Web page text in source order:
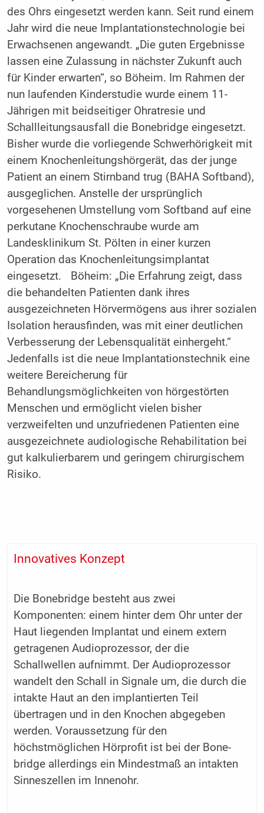
des Ohrs eingesetzt werden kann. Seit rund einem
Jahr wird die neue Implantationstechnologie bei
Erwachsenen angewandt. „Die guten Ergebnisse
lassen eine Zulassung in nächster Zukunft auch
für Kinder erwarten“, so Böheim. Im Rahmen der
nun laufenden Kinderstudie wurde einem 11-
Jährigen mit beidseitiger Ohratresie und
Schallleitungsausfall die Bonebridge eingesetzt.
Bisher wurde die vorliegende Schwerhörigkeit mit
einem Knochenleitungshörgerät, das der junge
Patient an einem Stirnband trug (BAHA Softband),
ausgeglichen. Anstelle der ursprünglich
vorgesehenen Umstellung vom Softband auf eine
perkutane Knochenschraube wurde am
Landesklinikum St. Pölten in einer kurzen
Operation das Knochenleitungsimplantat
eingesetzt. Böheim: „Die Erfahrung zeigt, dass
die behandelten Patienten dank ihres
ausgezeichneten Hörvermögens aus ihrer sozialen
Isolation herausfinden, was mit einer deutlichen
Verbesserung der Lebensqualität einhergeht.“
Jedenfalls ist die neue Implantationstechnik eine
weitere Bereicherung für
Behandlungsmöglichkeiten von hörgestörten
Menschen und ermöglicht vielen bisher
verzweifelten und unzufriedenen Patienten eine
ausgezeichnete audiologische Rehabilitation bei
gut kalkulierbarem und geringem chirurgischem
Risiko.
Innovatives Konzept
Die Bonebridge besteht aus zwei
Komponenten: einem hinter dem Ohr unter der
Haut liegenden Implantat und einem extern
getragenen Audioprozessor, der die
Schallwellen aufnimmt. Der Audioprozessor
wandelt den Schall in Signale um, die durch die
intakte Haut an den implantierten Teil
übertragen und in den Knochen abgegeben
werden. Voraussetzung für den
höchstmöglichen Hörprofit ist bei der Bone­
bridge allerdings ein Mindestmaß an intakten
Sinneszellen im Innenohr.